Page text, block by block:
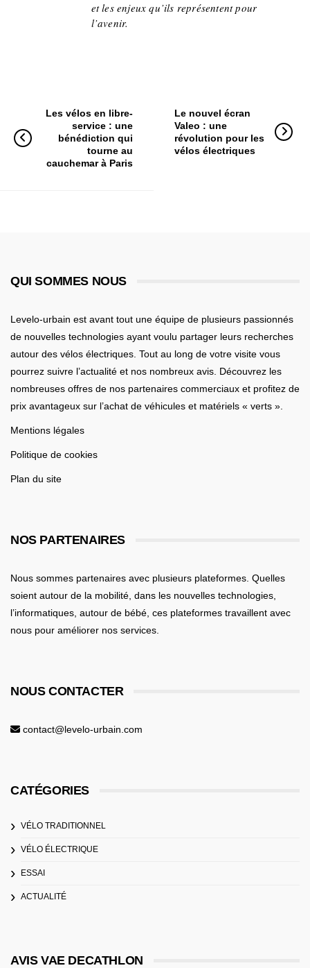
et les enjeux qu’ils représentent pour
l’avenir.
Les vélos en libre-
service : une
bénédiction qui
tourne au
cauchemar à Paris
Le nouvel écran
Valeo : une
révolution pour les
vélos électriques
QUI SOMMES NOUS
Levelo-urbain est avant tout une équipe de plusieurs passionnés
de nouvelles technologies ayant voulu partager leurs recherches
autour des vélos électriques. Tout au long de votre visite vous
pourrez suivre l’actualité et nos nombreux avis. Découvrez les
nombreuses offres de nos partenaires commerciaux et profitez de
prix avantageux sur l’achat de véhicules et matériels « verts ».
Mentions légales
Politique de cookies
Plan du site
NOS PARTENAIRES
Nous sommes partenaires avec plusieurs plateformes. Quelles
soient autour de la mobilité , dans les nouvelles technologies,
l’informatiques, autour de bébé , ces plateformes travaillent avec
nous pour améliorer nos services.
NOUS CONTACTER
contact@levelo-urbain.com
CATÉGORIES
VÉLO TRADITIONNEL
VÉLO ÉLECTRIQUE
ESSAI
ACTUALITÉ
AVIS VAE DECATHLON